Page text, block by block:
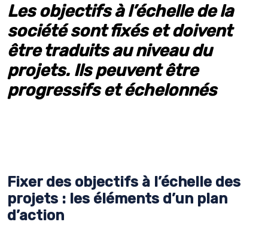
Les objectifs à l’échelle de la
société sont fixés et doivent
être traduits au niveau du
projets. Ils peuvent être
progressifs et échelonnés
Fixer des objectifs à l’échelle des
projets : les éléments d’un plan
d’action